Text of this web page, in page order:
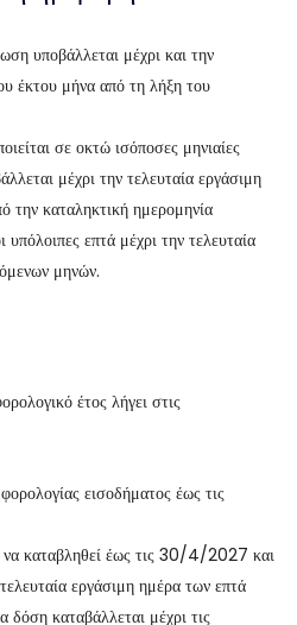
υποβάλλεται μέχρι και την
έκτου μήνα από τη λήξη του
σε οκτώ ισόποσες μηνιαίες
μέχρι την τελευταία εργάσιμη
την καταληκτική ημερομηνία
επτά μέχρι την τελευταία
μηνών.
έτος λήγει στις
εισοδήματος έως τις
καταβληθεί έως τις 30/4/2027 και
εργάσιμη ημέρα των επτά
καταβάλλεται μέχρι τις